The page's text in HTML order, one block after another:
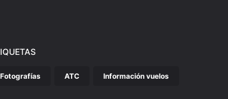
Fotografías ATC Información vuelos